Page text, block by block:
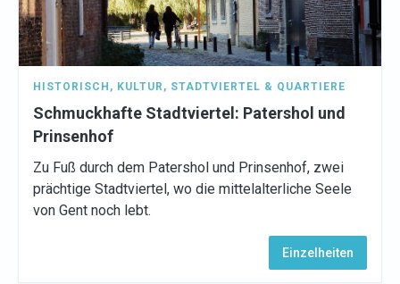
HISTORISCH , KULTUR , STADTVIERTEL & QUARTIERE
Schmuckhafte Stadtviertel: Patershol und
Prinsenhof
Zu Fuß durch dem Patershol und Prinsenhof, zwei
prächtige Stadtviertel, wo die mittelalterliche Seele
von Gent noch lebt.
Einzelheiten